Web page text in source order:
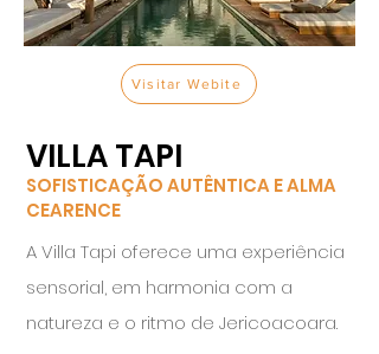
Visitar Webite
VILLA TAPI
SOFISTICAÇÃO AUTÊNTICA E ALMA
CEARENCE
A Villa Tapi oferece uma experiência
sensorial, em harmonia com a
natureza e o ritmo de Jericoacoara.